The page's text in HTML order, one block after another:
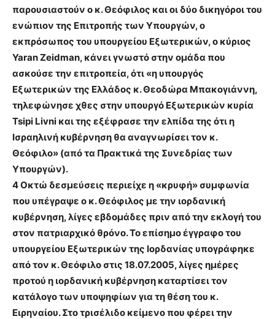
παρουσιαστούν ο κ. Θεόφιλος και οι δύο δικηγόροι του
ενώπιον της Επιτροπής των Υπουργών, ο
εκπρόσωπος του υπουργείου Εξωτερικών, ο κύριος
Yaran Zeidman, κάνει γνωστό στην ομάδα που
ασκούσε την επιτροπεία, ότι «η υπουργός
Εξωτερικών της Ελλάδος κ. Θεοδώρα Μπακογιάννη,
τηλεφώνησε χθες στην υπουργό Εξωτερικών κυρία
Tsipi Livni και της εξέφρασε την ελπίδα της ότι η
Ισραηλινή κυβέρνηση θα αναγνωρίσει τον κ.
Θεόφιλο» (από τα Πρακτικά της Συνεδρίας των
Υπουργών).
4 Οκτώ δεσμεύσεις περιείχε η «κρυφή» συμφωνία
που υπέγραψε ο κ. Θεόφιλος με την ιορδανική
κυβέρνηση, λίγες εβδομάδες πριν από την εκλογή του
στον πατριαρχικό θρόνο. Το επίσημο έγγραφο του
υπουργείου Εξωτερικών της Ιορδανίας υπογράφηκε
από τον κ. Θεόφιλο στις 18.07.2005, λίγες ημέρες
προτού η ιορδανική κυβέρνηση καταρτίσει τον
κατάλογο των υποψηφίων για τη θέση του κ.
Ειρηναίου. Στο τρισέλιδο κείμενο που φέρει την